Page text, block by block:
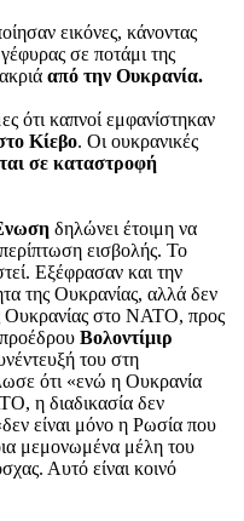
εικόνες, κάνοντας
σε ποτάμι της
από την Ουκρανία.
ότι καπνοί εμφανίστηκαν
Κίεβο. Οι ουκρανικές
σε καταστροφή
δηλώνει έτοιμη να
εισβολής. Το
Εξέφρασαν και την
της Ουκρανίας, αλλά δεν
Ουκρανίας στο ΝΑΤΟ, προς
Βολοντίμιρ
του στη
ότι «ενώ η Ουκρανία
η διαδικασία δεν
είναι μόνο η Ρωσία που
μεμονωμένα μέλη του
Αυτό είναι κοινό